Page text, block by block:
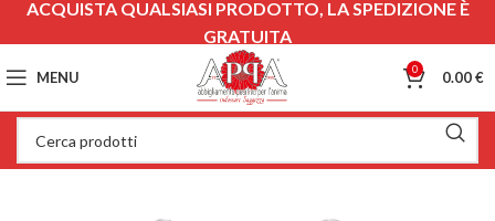
MENU 0 0.00€
ACQUISTA QUALSIASI PRODOTTO, LA SPEDIZIONE È
GRATUITA